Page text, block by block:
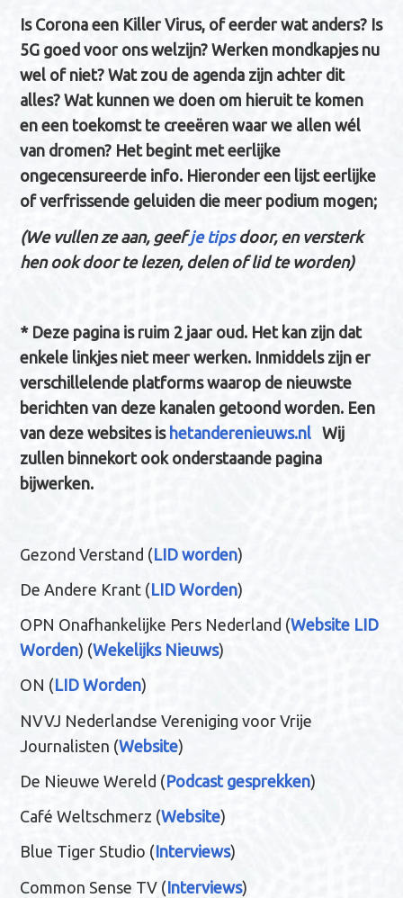
Is Corona een Killer Virus, of eerder wat anders? Is
5G goed voor ons welzijn? Werken mondkapjes nu
wel of niet? Wat zou de agenda zijn achter dit
alles? Wat kunnen we doen om hieruit te komen
en een toekomst te creeëren waar we allen wél
van dromen? Het begint met eerlijke
ongecensureerde info. Hieronder een lijst eerlijke
of verfrissende geluiden die meer podium mogen;
(We vullen ze aan, geefje tipsdoor, en versterk
hen ook door te lezen, delen of lid te worden)
* Deze pagina is ruim 2 jaar oud. Het kan zijn dat
enkele linkjes niet meer werken. Inmiddels zijn er
verschillelende platforms waarop de nieuwste
berichten van deze kanalen getoond worden. Een
van deze websites is hetanderenieuws.nl
Wij
zullen binnekort ook onderstaande pagina
bijwerken.
Gezond Verstand (LID worden)
De Andere Krant (LID Worden)
OPN Onafhankelijke Pers Nederland (Website LID
Worden) (Wekelijks Nieuws)
ON (LID Worden)
NVVJ Nederlandse Vereniging voor Vrije
Journalisten (Website)
De Nieuwe Wereld (Podcast gesprekken)
Café Weltschmerz (Website)
Blue Tiger Studio (Interviews)
Common Sense TV (Interviews)